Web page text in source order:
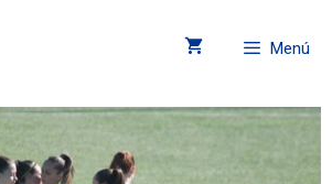
Menú